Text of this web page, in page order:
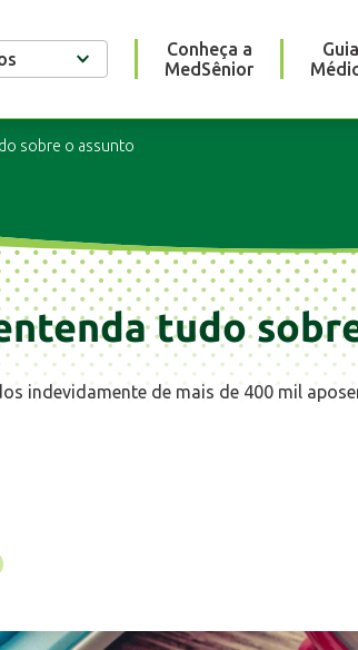
Conheça a
MedSênior
Guia
sobre o assunto
tudo
indevidamente de mais de 400 mil